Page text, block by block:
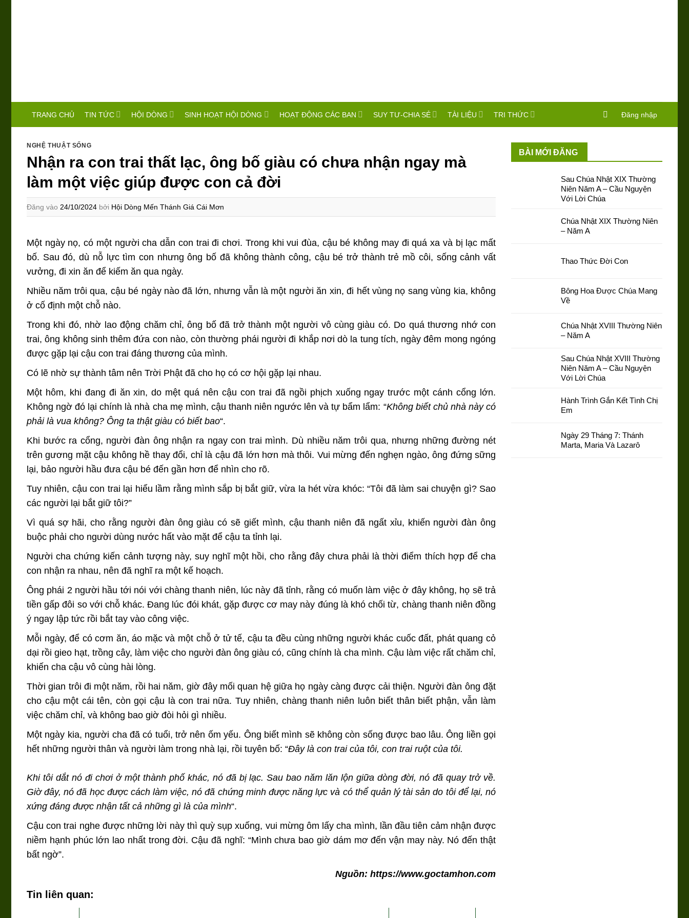
TRANG CHỦ TIN TỨC HỘI DÒNG SINH HOẠT HỘI DÒNG HOẠT ĐỘNG CÁC BAN SUY TƯ-CHIA SẺ TÀI LIỆU TRI THỨC Đăng nhập
NGHỆ THUẬT SỐNG
Nhận ra con trai thất lạc, ông bố giàu có chưa nhận ngay mà
làm một việc giúp được con cả đời
Đăng vào 24/10/2024 bởi Hội Dòng Mến Thánh Giá Cái Mơn
Một ngày nọ, có một người cha dẫn con trai đi chơi. Trong khi vui đùa, cậu bé không may đi quá xa và bị lạc mất
bố. Sau đó, dù nỗ lực tìm con nhưng ông bố đã không thành công, cậu bé trở thành trẻ mồ côi, sống cảnh vất
vưởng, đi xin ăn để kiếm ăn qua ngày.
Nhiều năm trôi qua, cậu bé ngày nào đã lớn, nhưng vẫn là một người ăn xin, đi hết vùng nọ sang vùng kia, không
ở cố định một chỗ nào.
Trong khi đó, nhờ lao động chăm chỉ, ông bố đã trở thành một người vô cùng giàu có. Do quá thương nhớ con
trai, ông không sinh thêm đứa con nào, còn thường phái người đi khắp nơi dò la tung tích, ngày đêm mong ngóng
được gặp lại cậu con trai đáng thương của mình.
Có lẽ nhờ sự thành tâm nên Trời Phật đã cho họ có cơ hội gặp lại nhau.
Một hôm, khi đang đi ăn xin, do mệt quá nên cậu con trai đã ngồi phịch xuống ngay trước một cánh cổng lớn.
Không ngờ đó lại chính là nhà cha mẹ mình, cậu thanh niên ngước lên và tự bẩm lẩm: “Không biết chủ nhà này có
phải là vua không? Ông ta thật giàu có biết bao“.
Khi bước ra cổng, người đàn ông nhận ra ngay con trai mình. Dù nhiều năm trôi qua, nhưng những đường nét
trên gương mặt cậu không hề thay đổi, chỉ là cậu đã lớn hơn mà thôi. Vui mừng đến nghẹn ngào, ông đứng sững
lại, bảo người hầu đưa cậu bé đến gần hơn để nhìn cho rõ.
Tuy nhiên, cậu con trai lại hiểu lầm rằng mình sắp bị bắt giữ, vừa la hét vừa khóc: “Tôi đã làm sai chuyện gì? Sao
các người lại bắt giữ tôi?”
Vì quá sợ hãi, cho rằng người đàn ông giàu có sẽ giết mình, cậu thanh niên đã ngất xỉu, khiến người đàn ông
buộc phải cho người dùng nước hất vào mặt để cậu ta tỉnh lại.
Người cha chứng kiến cảnh tượng này, suy nghĩ một hồi, cho rằng đây chưa phải là thời điểm thích hợp để cha
con nhận ra nhau, nên đã nghĩ ra một kế hoạch.
Ông phái 2 người hầu tới nói với chàng thanh niên, lúc này đã tỉnh, rằng có muốn làm việc ở đây không, họ sẽ trả
tiền gấp đôi so với chỗ khác. Đang lúc đói khát, gặp được cơ may này đúng là khó chối từ, chàng thanh niên đồng
ý ngay lập tức rồi bắt tay vào công việc.
Mỗi ngày, để có cơm ăn, áo mặc và một chỗ ở tử tế, cậu ta đều cùng những người khác cuốc đất, phát quang cỏ
dại rồi gieo hạt, trồng cây, làm việc cho người đàn ông giàu có, cũng chính là cha mình. Cậu làm việc rất chăm chỉ,
khiến cha cậu vô cùng hài lòng.
Thời gian trôi đi một năm, rồi hai năm, giờ đây mối quan hệ giữa họ ngày càng được cải thiện. Người đàn ông đặt
cho cậu một cái tên, còn gọi cậu là con trai nữa. Tuy nhiên, chàng thanh niên luôn biết thân biết phận, vẫn làm
việc chăm chỉ, và không bao giờ đòi hỏi gì nhiều.
Một ngày kia, người cha đã có tuổi, trở nên ốm yếu. Ông biết mình sẽ không còn sống được bao lâu. Ông liền gọi
hết những người thân và người làm trong nhà lại, rồi tuyên bố: “Đây là con trai của tôi, con trai ruột của tôi.
Khi tôi dắt nó đi chơi ở một thành phố khác, nó đã bị lạc. Sau bao năm lăn lộn giữa dòng đời, nó đã quay trở về.
Giờ đây, nó đã học được cách làm việc, nó đã chứng minh được năng lực và có thể quản lý tài sản do tôi để lại, nó
xứng đáng được nhận tất cả những gì là của mình“.
Cậu con trai nghe được những lời này thì quỳ sụp xuống, vui mừng ôm lấy cha mình, lần đầu tiên cảm nhận được
niềm hạnh phúc lớn lao nhất trong đời. Cậu đã nghĩ: “Mình chưa bao giờ dám mơ đến vận may này. Nó đến thật
bất ngờ”.
Nguồn: https://www.goctamhon.com
Tin liên quan:
BÀI MỚI ĐĂNG
Sau Chúa Nhật XIX Thường
Niên Năm A – Cầu Nguyện
Với Lời Chúa
Chúa Nhật XIX Thường Niên
– Năm A
Thao Thức Đời Con
Bông Hoa Được Chúa Mang
Về
Chúa Nhật XVIII Thường Niên
– Năm A
Sau Chúa Nhật XVIII Thường
Niên Năm A – Cầu Nguyện
Với Lời Chúa
Hành Trình Gắn Kết Tình Chị
Em
Ngày 29 Tháng 7: Thánh
Marta, Maria Và Lazarô